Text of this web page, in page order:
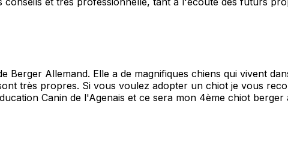
Allemand. Elle a de magnifiques chiens qui vivent
très propres. Si vous voulez adopter un chiot je vous
Canin de l'Agenais et ce sera mon 4ème chiot berger